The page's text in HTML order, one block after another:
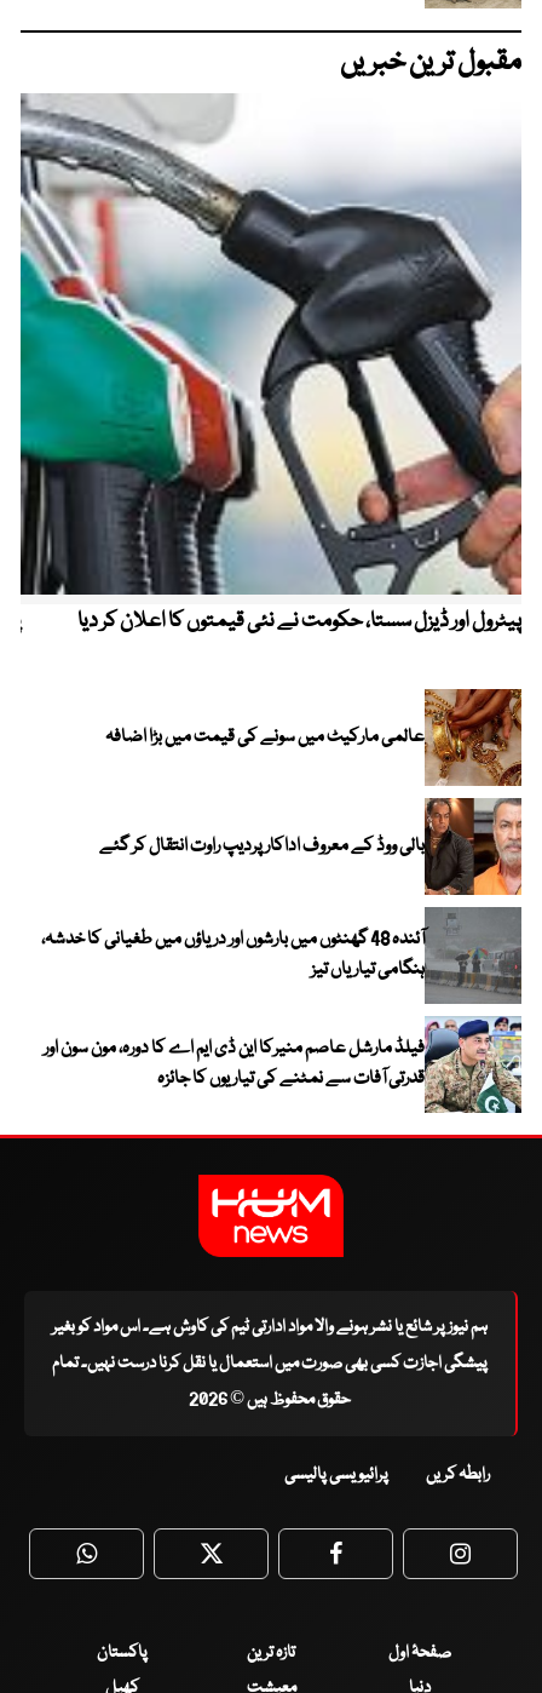
مقبول ترین خبریں
پیٹرول اور ڈیزل سستا، حکومت نے نئی قیمتوں کا اعلان کر دیا
عالمی مارکیٹ میں سونے کی قیمت میں بڑا اضافہ
بالی ووڈ کے معروف اداکار پردیپ راوت انتقال کر گئے
آئندہ 48 گھنٹوں میں بارشوں اور دریاؤں میں طغیانی کا خدشہ،
ہنگامی تیاریاں تیز
فیلڈ مارشل عاصم منیرکا این ڈی ایم اے کا دورہ، مون سون اور
قدرتی آفات سے نمٹنے کی تیاریوں کا جائزہ
ہم نیوز پر شائع یا نشر ہونے والا مواد ادارتی ٹیم کی کاوش ہے۔ اس مواد کو بغیر
پیشگی اجازت کسی بھی صورت میں استعمال یا نقل کرنا درست نہیں۔ تمام
حقوق محفوظ ہیں © 2026
رابطہ کریں پرائیویسی پالیسی
WhatsApp Twitter Facebook
صفحۂ اول تازہ ترین
پاکستان